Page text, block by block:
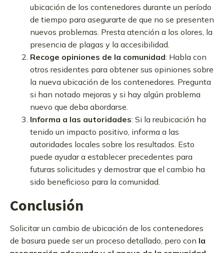
ubicación de los contenedores durante un período
de tiempo para asegurarte de que no se presenten
nuevos problemas. Presta atención a los olores, la
presencia de plagas y la accesibilidad.
Recoge opiniones de la comunidad: Habla con
otros residentes para obtener sus opiniones sobre
la nueva ubicación de los contenedores. Pregunta
si han notado mejoras y si hay algún problema
nuevo que deba abordarse.
Informa a las autoridades: Si la reubicación ha
tenido un impacto positivo, informa a las
autoridades locales sobre los resultados. Esto
puede ayudar a establecer precedentes para
futuras solicitudes y demostrar que el cambio ha
sido beneficioso para la comunidad.
Conclusión
Solicitar un cambio de ubicación de los contenedores
de basura puede ser un proceso detallado, pero con la